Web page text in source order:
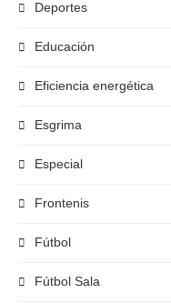
Deportes
Educación
Eficiencia energética
Esgrima
Especial
Frontenis
Fútbol
Fútbol Sala